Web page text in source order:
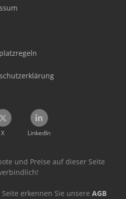
X LinkedIn
und Preise auf dieser Seite
erkennen Sie unsere AGB